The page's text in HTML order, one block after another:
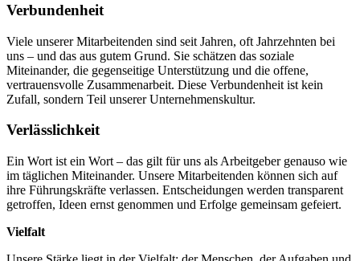
Verbundenheit
Viele unserer Mitarbeitenden sind seit Jahren, oft Jahrzehnten bei
uns – und das aus gutem Grund. Sie schätzen das soziale
Miteinander, die gegenseitige Unterstützung und die offene,
vertrauensvolle Zusammenarbeit. Diese Verbundenheit ist kein
Zufall, sondern Teil unserer Unternehmenskultur.
Verlässlichkeit
Ein Wort ist ein Wort – das gilt für uns als Arbeitgeber genauso wie
im täglichen Miteinander. Unsere Mitarbeitenden können sich auf
ihre Führungskräfte verlassen. Entscheidungen werden transparent
getroffen, Ideen ernst genommen und Erfolge gemeinsam gefeiert.
Vielfalt